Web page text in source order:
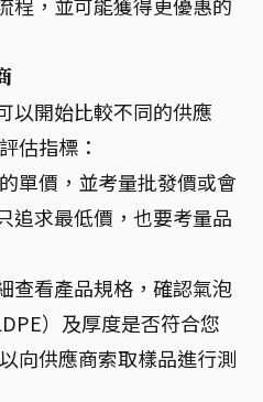
以開始比較不同的供應
估指標：
單價，並考量批發價或會
追求最低價，也要考量品
查看產品規格，確認氣泡
）及厚度是否符合您
向供應商索取樣品進行測